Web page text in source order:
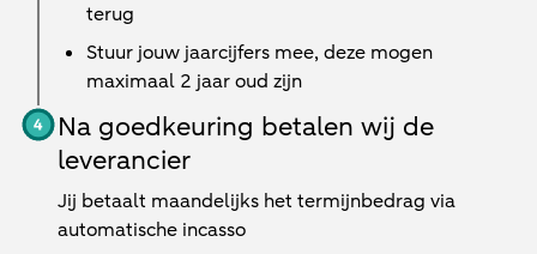
terug
Stuur jouw jaarcijfers mee, deze mogen
maximaal 2 jaar oud zijn
Na goedkeuring betalen wij de
leverancier
Jij betaalt maandelijks het termijnbedrag via
automatische incasso